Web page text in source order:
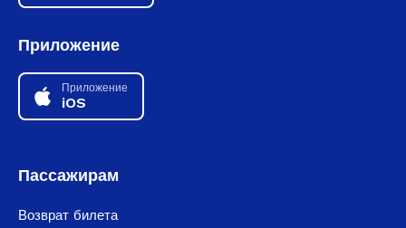
Приложение
Приложение
iOS
Пассажирам
Возврат билета